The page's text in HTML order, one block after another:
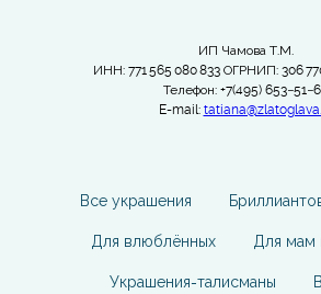
ИП Чамова Т.М.
ИНН: 771 565 080 833 ОГРНИП: 306
Телефон: +7(495)
E-mail:
Все украшения
Для влюблённых Для мам
Украшения-талисманы